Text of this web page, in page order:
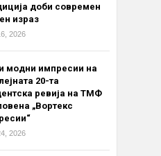
доби современ
израз
2026
модни импресии на
20-та
ревија на ТМФ
„Вортекс
2026